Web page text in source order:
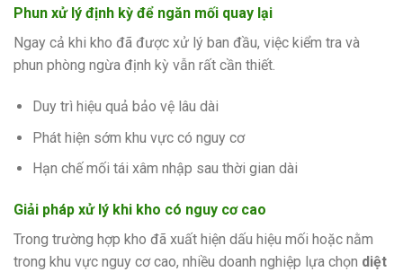
Phun xử lý định kỳ để ngăn mối quay lại
Ngay cả khi kho đã được xử lý ban đầu, việc kiểm tra và
phun phòng ngừa định kỳ vẫn rất cần thiết.
Duy trì hiệu quả bảo vệ lâu dài
Phát hiện sớm khu vực có nguy cơ
Hạn chế mối tái xâm nhập sau thời gian dài
Giải pháp xử lý khi kho có nguy cơ cao
Trong trường hợp kho đã xuất hiện dấu hiệu mối hoặc nằm
trong khu vực nguy cơ cao, nhiều doanh nghiệp lựa chọn diệt